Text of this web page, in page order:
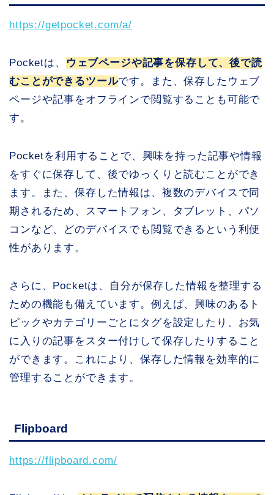
https://getpocket.com/a/
Pocketは、
ウェブページや記事を保存して、後で読
むことができるツールです。また、保存したウェブ
ページや記事をオフラインで閲覧することも可能で
す。
Pocketを利用することで、興味を持った記事や情報
をすぐに保存して、後でゆっくりと読むことができ
ます。また、保存した情報は、複数のデバイスで同
期されるため、スマートフォン、タブレット、パソ
コンなど、どのデバイスでも閲覧できるという利便
性があります。
さらに、Pocketは、自分が保存した情報を整理する
ための機能も備えています。例えば、興味のあるト
ピックやカテゴリーごとにタグを設定したり、お気
に入りの記事をスター付けして保存したりすること
ができます。これにより、保存した情報を効率的に
管理することができます。
Flipboard
https://flipboard.com/